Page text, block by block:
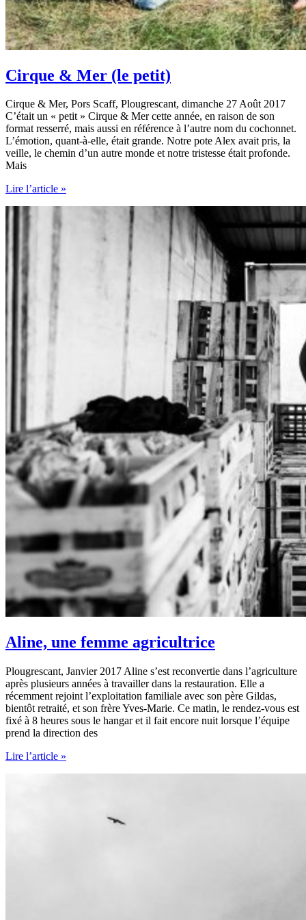
Cirque & Mer (le petit)
Cirque & Mer, Pors Scaff, Plougrescant, dimanche 27 Août 2017
C’était un « petit » Cirque & Mer cette année, en raison de son
format resserré, mais aussi en référence à l’autre nom du cochonnet.
L’émotion, quant-à-elle, était grande. Notre pote Alex avait pris, la
veille, le chemin d’un autre monde et notre tristesse était profonde.
Mais
Cirque
Mer
Lire l’article »
Aline, une femme agricultrice
Plougrescant, Janvier 2017 Aline s’est reconvertie dans l’agriculture
après plusieurs années à travailler dans la restauration. Elle a
récemment rejoint l’exploitation familiale avec son père Gildas,
bientôt retraité, et son frère Yves-Marie. Ce matin, le rendez-vous est
fixé à 8 heures sous le hangar et il fait encore nuit lorsque l’équipe
prend la direction des
Aline,
Lire l’article »